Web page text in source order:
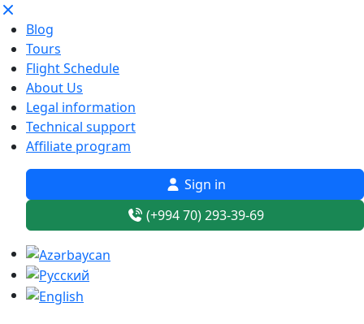
Blog
Tours
Flight Schedule
About Us
Legal information
Technical support
Affiliate program
Sign in
(+994 70) 293-39-69